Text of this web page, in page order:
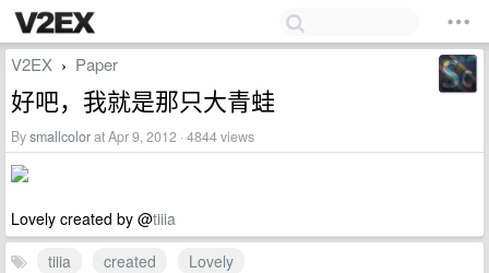
V2EX › Paper
好吧，我就是那只大青蛙
Bysmallcolorat Apr 9, 2012 · 4844 views
Lovely created by @tiiia
tiiia
created
Lovely